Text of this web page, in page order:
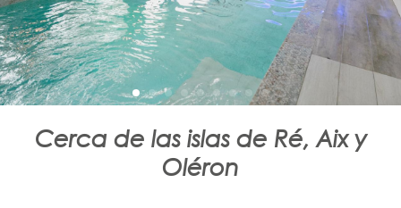
Cerca de las islas de Ré, Aix y
Oléron